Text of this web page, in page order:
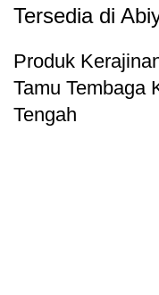
Tersedia di
Produk
Tamu Tembaga
Tengah